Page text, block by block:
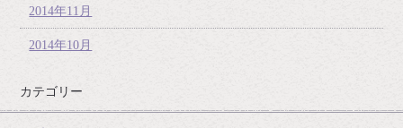
2014年11月
2014年10月
カテゴリー